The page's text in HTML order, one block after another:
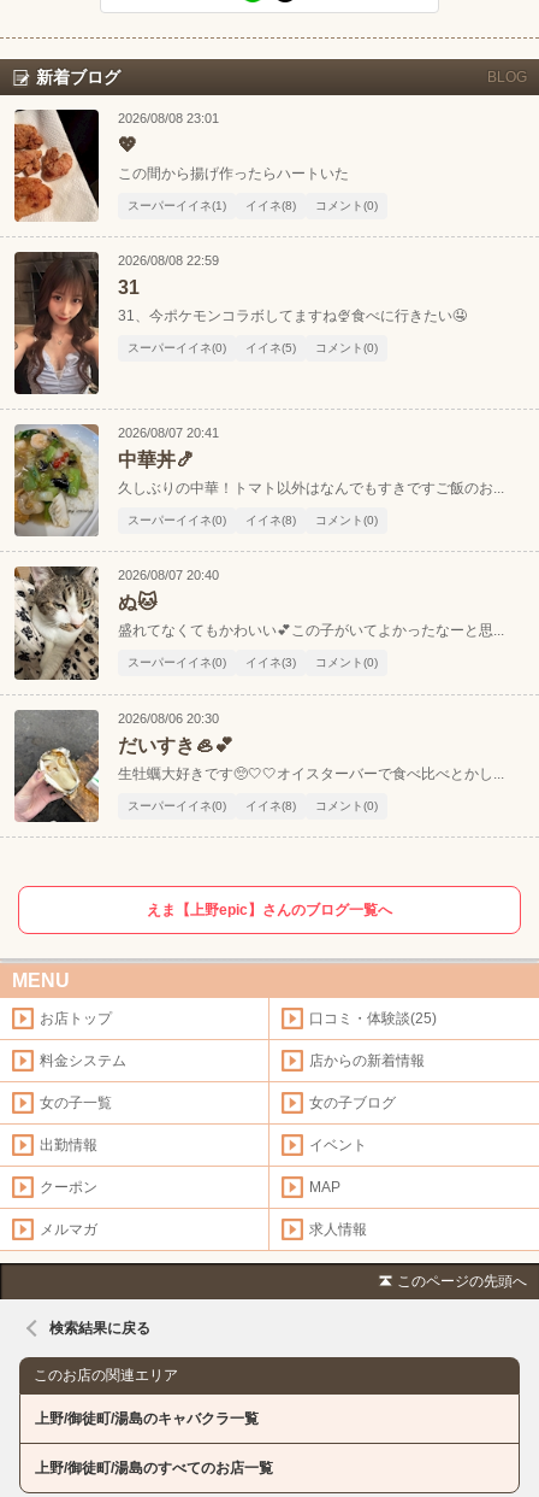
新着ブログ BLOG
2026/08/08 23:01
💖
この間から揚げ作ったらハートいた
スーパーイイネ(1) イイネ(8) コメント(0)
2026/08/08 22:59
31
31、今ポケモンコラボしてますね🍨食べに行きたい🤤
スーパーイイネ(0) イイネ(5) コメント(0)
2026/08/07 20:41
中華丼🍤
久しぶりの中華！トマト以外はなんでもすきですご飯のお...
スーパーイイネ(0) イイネ(8) コメント(0)
2026/08/07 20:40
ぬ🐱
盛れてなくてもかわいい💕この子がいてよかったなーと思...
スーパーイイネ(0) イイネ(3) コメント(0)
2026/08/06 20:30
だいすき🦪💕
生牡蠣大好きです🥺🤍🤍オイスターバーで食べ比べとかし...
スーパーイイネ(0) イイネ(8) コメント(0)
えま【上野epic】さんのブログ一覧へ
MENU
お店トップ 口コミ・体験談(25)
料金システム 店からの新着情報
女の子一覧 女の子ブログ
出勤情報 イベント
クーポン MAP
メルマガ 求人情報
このページの先頭へ
検索結果に戻る
このお店の関連エリア
上野/御徒町/湯島のキャバクラ一覧
上野/御徒町/湯島のすべてのお店一覧